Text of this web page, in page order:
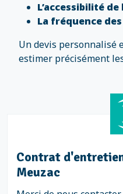
L’accessibilité
La fréquence
Un devis personnalisé
estimer précisément
à Meuzac
obtenir votre devis